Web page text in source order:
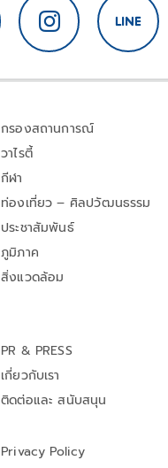
กรองสถานการณ์
วาไรตี้
กีฬา
ท่องเที่ยว – ศิลปวัฒนธรรม
ประชาสัมพันธ์
ภูมิภาค
สิ่งแวดล้อม
PR & PRESS
เกี่ยวกับเรา
ติดต่อและ สนับสนุน
Privacy Policy